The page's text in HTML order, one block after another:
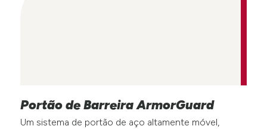
Portão de Barreira ArmorGuard
Um sistema de portão de aço altamente móvel,